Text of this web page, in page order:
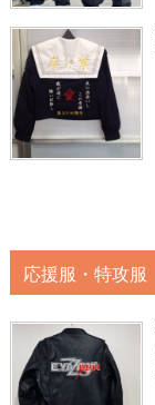
応援服・特攻服